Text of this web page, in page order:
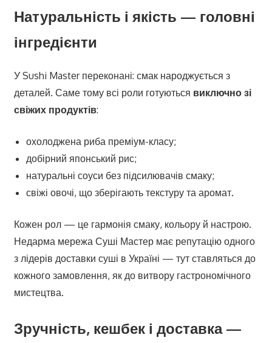
Натуральність і якість — головні
інгредієнти
У Sushi Master переконані: смак народжується з
деталей. Саме тому всі роли готуються виключно зі
свіжих продуктів:
охолоджена риба преміум-класу;
добірний японський рис;
натуральні соуси без підсилювачів смаку;
свіжі овочі, що зберігають текстуру та аромат.
Кожен рол — це гармонія смаку, кольору й настрою.
Недарма мережа Суші Мастер має репутацію одного
з лідерів доставки суші в Україні — тут ставляться до
кожного замовлення, як до витвору гастрономічного
мистецтва.
Зручність, кешбек і доставка —